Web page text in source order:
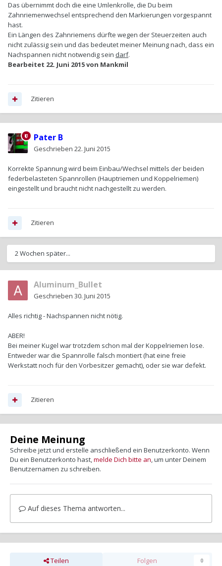
Das übernimmt doch die eine Umlenkrolle, die Du beim
Zahnriemenwechsel entsprechend den Markierungen vorgespannt
hast.
Ein Längen des Zahnriemens dürfte wegen der Steuerzeiten auch
nicht zulässig sein und das bedeutet meiner Meinung nach, dass ein
Nachspannen nicht notwendig sein darf.
Bearbeitet 22. Juni 2015von Mankmil
Zitieren
Pater B
Geschrieben 22. Juni 2015
Korrekte Spannung wird beim Einbau/Wechsel mittels der beiden
federbelasteten Spannrollen (Hauptriemen und Koppelriemen)
eingestellt und braucht nicht nachgestellt zu werden.
Zitieren
2 Wochen später...
Aluminum_Bullet
Geschrieben 30. Juni 2015
Alles richtig - Nachspannen nicht nötig.
ABER!
Bei meiner Kugel war trotzdem schon mal der Koppelriemen lose.
Entweder war die Spannrolle falsch montiert (hat eine freie
Werkstatt noch für den Vorbesitzer gemacht), oder sie war defekt.
Zitieren
Deine Meinung
Schreibe jetzt und erstelle anschließend ein Benutzerkonto. Wenn
Du ein Benutzerkonto hast,melde Dich bitte an, um unter Deinem
Benutzernamen zu schreiben.
Auf dieses Thema antworten...
Teilen Folgen 0